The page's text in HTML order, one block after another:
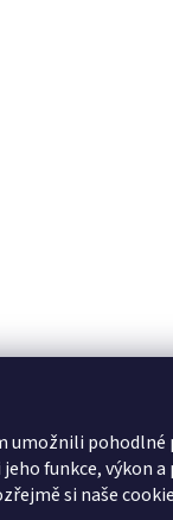
umožnili
funkce, výkon
si naše